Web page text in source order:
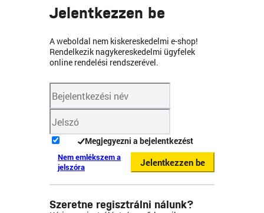
Jelentkezzen be
A weboldal nem kiskereskedelmi e-shop!
Rendelkezik nagykereskedelmi ügyfelek
online rendelési rendszerével.
Megjegyezni a bejelentkezést
Nem emlékszem a
jelszóra
Jelentkezzen be
Szeretne regisztrálni nálunk?